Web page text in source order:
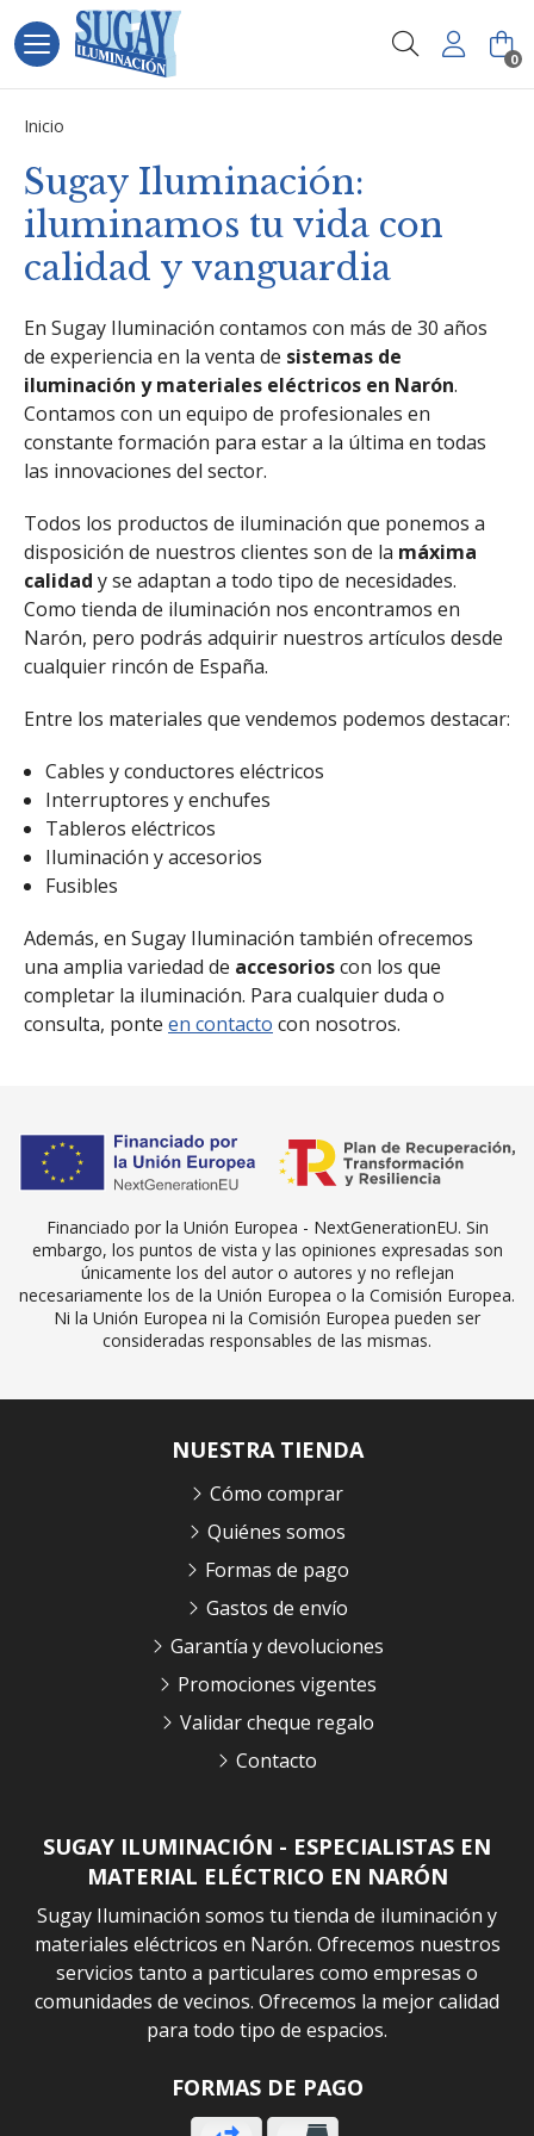
Buscar 0
Inicio
Sugay Iluminación:
iluminamos tu vida con
calidad y vanguardia
En Sugay Iluminación contamos con más de 30 años
de experiencia en la venta de sistemas de
iluminación y materiales eléctricos en Narón.
Contamos con un equipo de profesionales en
constante formación para estar a la última en todas
las innovaciones del sector.
Todos los productos de iluminación que ponemos a
disposición de nuestros clientes son de la máxima
calidad y se adaptan a todo tipo de necesidades.
Como tienda de iluminación nos encontramos en
Narón, pero podrás adquirir nuestros artículos desde
cualquier rincón de España.
Entre los materiales que vendemos podemos destacar:
Cables y conductores eléctricos
Interruptores y enchufes
Tableros eléctricos
Iluminación y accesorios
Fusibles
Además, en Sugay Iluminación también ofrecemos
una amplia variedad de accesorioscon los que
completar la iluminación. Para cualquier duda o
consulta, ponte en contacto con nosotros.
Financiado por la Unión Europea - NextGenerationEU. Sin
embargo, los puntos de vista y las opiniones expresadas son
únicamente los del autor o autores y no reflejan
necesariamente los de la Unión Europea o la Comisión Europea.
Ni la Unión Europea ni la Comisión Europea pueden ser
consideradas responsables de las mismas.
SUGAY ILUMINACIÓN - ESPECIALISTAS EN
MATERIAL ELÉCTRICO EN NARÓN
Sugay Iluminación somos tu tienda de iluminación y
materiales eléctricos en Narón. Ofrecemos nuestros
servicios tanto a particulares como empresas o
comunidades de vecinos. Ofrecemos la mejor calidad
para todo tipo de espacios.
FORMAS DE PAGO
NUESTRA TIENDA
Cómo comprar
Quiénes somos
Formas de pago
Gastos de envío
Garantía y devoluciones
Promociones vigentes
Validar cheque regalo
Contacto